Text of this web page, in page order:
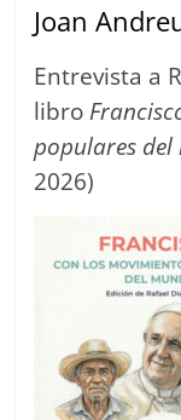
Joan
Entrevista a
libro
populares del
2026)